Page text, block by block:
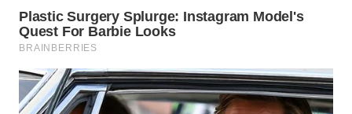
WN
BOROBUDUR
WN
MADURA